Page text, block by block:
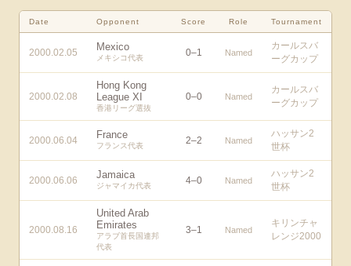
Date Opponent Score Role Tournament
2000.02.05 Mexico
メキシコ代表 0–1 Named
カールスバ
ーグカップ
2000.02.08
Hong Kong
League XI
香港リーグ選抜
0–0 Named
カールスバ
ーグカップ
2000.06.04 France
フランス代表 2–2 Named
ハッサン2
世杯
2000.06.06 Jamaica
ジャマイカ代表 4–0 Named
ハッサン2
世杯
2000.08.16
United Arab
Emirates
アラブ首長国連邦
代表
3–1 Named
キリンチャ
レンジ2000